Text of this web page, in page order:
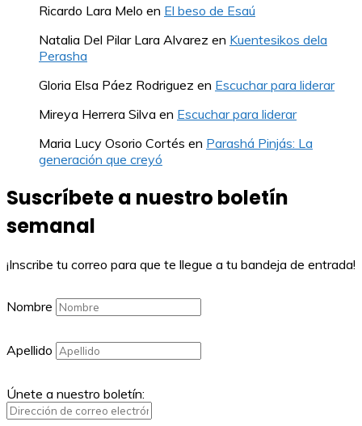
Ricardo Lara Melo en El beso de Esaú
Natalia Del Pilar Lara Alvarez en Kuentesikos dela
Perasha
Gloria Elsa Páez Rodriguez en Escuchar para liderar
Mireya Herrera Silva en Escuchar para liderar
Maria Lucy Osorio Cortés en Parashá Pinjás: La
generación que creyó
Suscríbete a nuestro boletín
semanal
¡Inscribe tu correo para que te llegue a tu bandeja de entrada!
Nombre
Apellido
Únete a nuestro boletín: